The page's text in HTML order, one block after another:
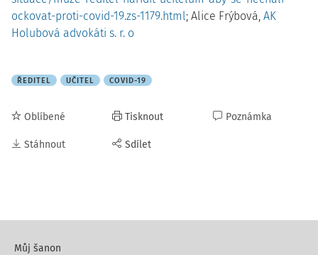
ockovat-proti-covid-19.zs-1179.html; Alice Frýbová, AK
Holubová advokáti s. r. o
ŘEDITEL UČITEL COVID-19
Oblíbené
Stáhnout
Tisknout
Sdílet
Poznámka
Můj šanon